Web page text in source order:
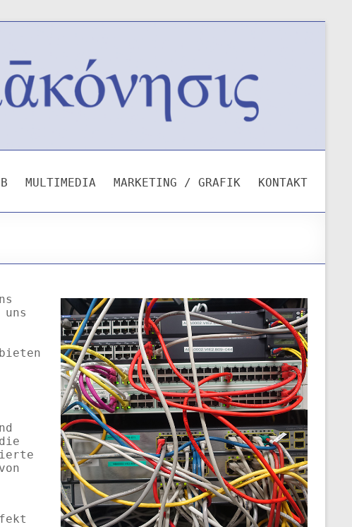
MULTIMEDIA MARKETING / GRAFIK KONTAKT